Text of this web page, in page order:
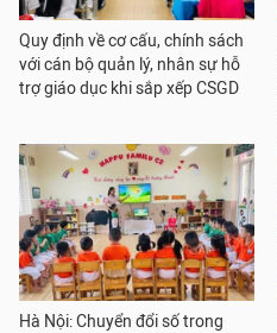
Quy định về cơ cấu, chính sách
với cán bộ quản lý, nhân sự hỗ
trợ giáo dục khi sắp xếp CSGD
Hà Nội: Chuyển đổi số trong